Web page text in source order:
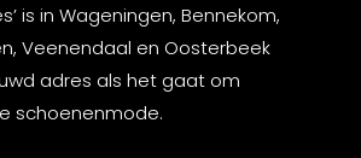
is in Wageningen, Bennekom,
Veenendaal en Oosterbeek
adres als het gaat om
schoenenmode.